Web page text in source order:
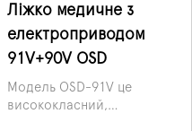
Ліжко медичне з
електроприводом
91V+90V OSD
Модель OSD-91V це
висококласний,